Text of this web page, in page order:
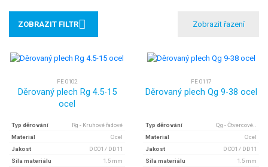
ZOBRAZIT FILTR
FE 0102
Děrovaný plech Rg 4.5-15
ocel
Typ děrování
Rg - Kruhové řadové
Materiál
Ocel
Jakost
DC01 / DD11
Síla materiálu
1.5 mm
FE 0117
Děrovaný plech Qg 9-38 ocel
Typ děrování
Qg - Čtvercové..
Materiál
Ocel
Jakost
DC01 / DD11
Síla materiálu
1.5 mm